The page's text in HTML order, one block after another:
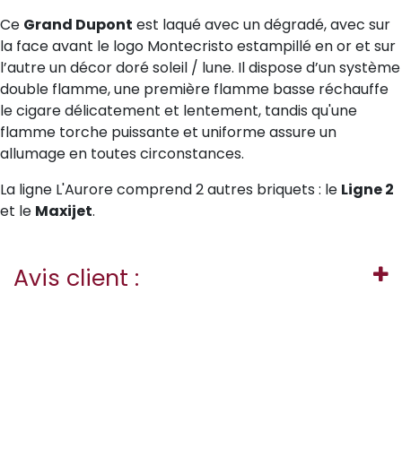
Ce Grand Dupont est laqué avec un dégradé, avec sur
la face avant le logo Montecristo estampillé en or et sur
l’autre un décor doré soleil / lune. Il dispose d’un système
double flamme, une première flamme basse réchauffe
le cigare délicatement et lentement, tandis qu'une
flamme torche puissante et uniforme assure un
allumage en toutes circonstances.
La ligne L'Aurore comprend 2 autres briquets : le Ligne 2
et le Maxijet.
Avis client :